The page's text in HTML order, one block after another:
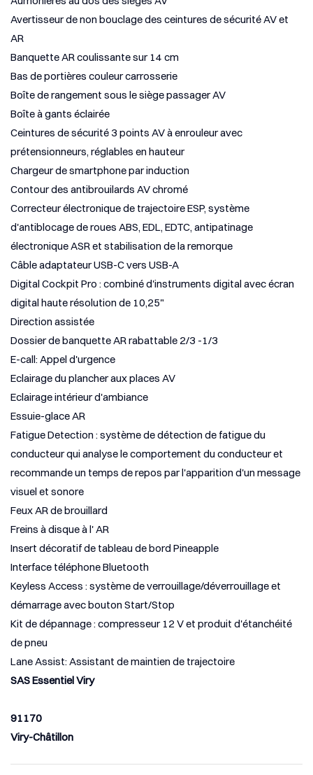
Avertisseur de non bouclage des ceintures de sécurité AV et
AR
Banquette AR coulissante sur 14 cm
Bas de portières couleur carrosserie
Boîte de rangement sous le siège passager AV
Boîte à gants éclairée
Ceintures de sécurité 3 points AV à enrouleur avec
prétensionneurs, réglables en hauteur
Chargeur de smartphone par induction
Contour des antibrouilards AV chromé
Correcteur électronique de trajectoire ESP, système
d'antiblocage de roues ABS, EDL, EDTC, antipatinage
électronique ASR et stabilisation de la remorque
Câble adaptateur USB-C vers USB-A
Digital Cockpit Pro : combiné d'instruments digital avec écran
digital haute résolution de 10,25"
Direction assistée
Dossier de banquette AR rabattable 2/3 -1/3
E-call: Appel d'urgence
Eclairage du plancher aux places AV
Eclairage intérieur d'ambiance
Essuie-glace AR
Fatigue Detection : système de détection de fatigue du
conducteur qui analyse le comportement du conducteur et
recommande un temps de repos par l'apparition d'un message
visuel et sonore
Feux AR de brouillard
Freins à disque à l' AR
Insert décoratif de tableau de bord Pineapple
Interface téléphone Bluetooth
Keyless Access : système de verrouillage/déverrouillage et
démarrage avec bouton Start/Stop
Kit de dépannage : compresseur 12 V et produit d'étanchéité
de pneu
Lane Assist: Assistant de maintien de trajectoire
SAS Essentiel Viry
91170
Viry-Châtillon